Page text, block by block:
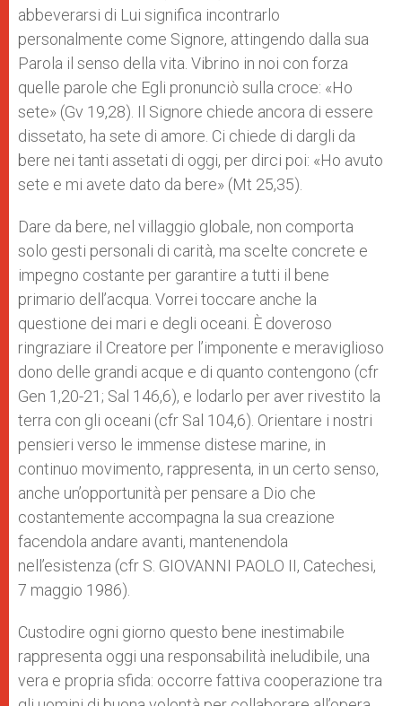
abbeverarsi di Lui significa incontrarlo
personalmente come Signore, attingendo dalla sua
Parola il senso della vita. Vibrino in noi con forza
quelle parole che Egli pronunciò sulla croce: «Ho
sete» (Gv 19,28). Il Signore chiede ancora di essere
dissetato, ha sete di amore. Ci chiede di dargli da
bere nei tanti assetati di oggi, per dirci poi: «Ho avuto
sete e mi avete dato da bere» (Mt 25,35).
Dare da bere, nel villaggio globale, non comporta
solo gesti personali di carità, ma scelte concrete e
impegno costante per garantire a tutti il bene
primario dell’acqua. Vorrei toccare anche la
questione dei mari e degli oceani. È doveroso
ringraziare il Creatore per l’imponente e meraviglioso
dono delle grandi acque e di quanto contengono (cfr
Gen 1,20-21; Sal 146,6), e lodarlo per aver rivestito la
terra con gli oceani (cfr Sal 104,6). Orientare i nostri
pensieri verso le immense distese marine, in
continuo movimento, rappresenta, in un certo senso,
anche un’opportunità per pensare a Dio che
costantemente accompagna la sua creazione
facendola andare avanti, mantenendola
nell’esistenza (cfr S. GIOVANNI PAOLO II, Catechesi,
7 maggio 1986).
Custodire ogni giorno questo bene inestimabile
rappresenta oggi una responsabilità ineludibile, una
vera e propria sfida: occorre fattiva cooperazione tra